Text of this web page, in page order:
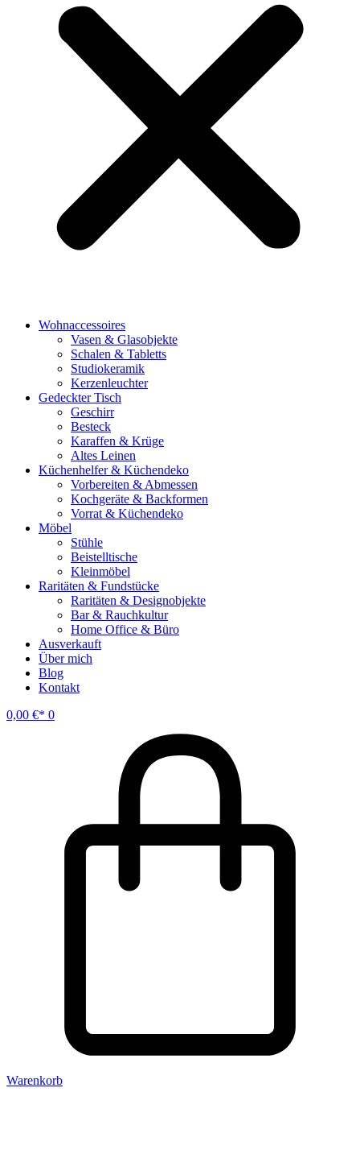
Wohnaccessoires
Vasen & Glasobjekte
Schalen & Tabletts
Studiokeramik
Kerzenleuchter
Gedeckter Tisch
Geschirr
Besteck
Karaffen & Krüge
Altes Leinen
Küchenhelfer & Küchendeko
Vorbereiten & Abmessen
Kochgeräte & Backformen
Vorrat & Küchendeko
Möbel
Stühle
Beistelltische
Kleinmöbel
Raritäten & Fundstücke
Raritäten & Designobjekte
Bar & Rauchkultur
Home Office & Büro
Ausverkauft
Über mich
Blog
Kontakt
0,00 € 0
Warenkorb